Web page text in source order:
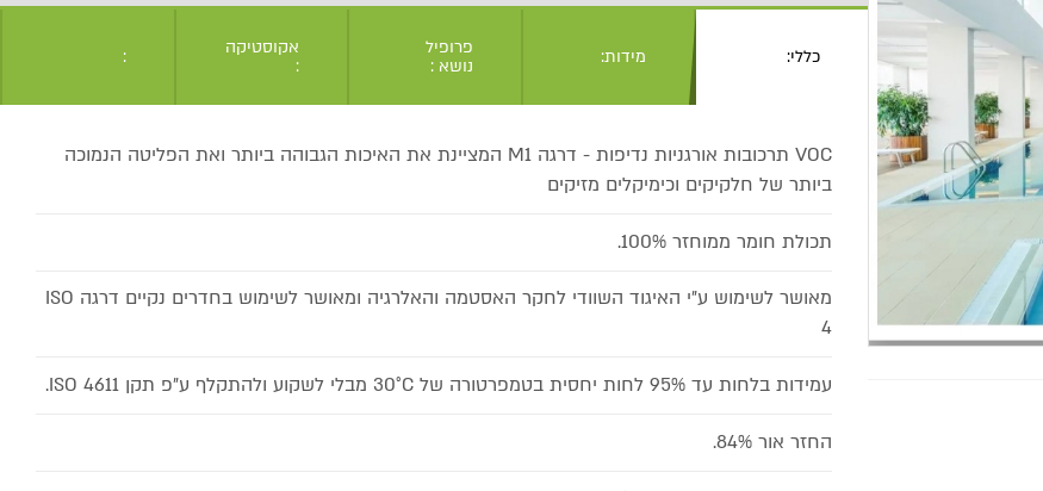
כללי: מידות:
פרופיל
נושא :
אקוסטיקה
:
:
VOC תרכובות אורגניות נדיפות - דרגה M1 המציינת את האיכות הגבוהה ביותר ואת הפליטה הנמוכה
ביותר של חלקיקים וכימיקלים מזיקים
תכולת חומר ממוחזר 100%.
מאושר לשימוש ע"י האיגוד השוודי לחקר האסטמה והאלרגיה ומאושר לשימוש בחדרים נקיים דרגה ISO
4
עמידות בלחות עד 95% לחות יחסית בטמפרטורה של 30°C מבלי לשקוע ולהתקלף ע"פ תקן ISO 4611.
החזר אור 84%.